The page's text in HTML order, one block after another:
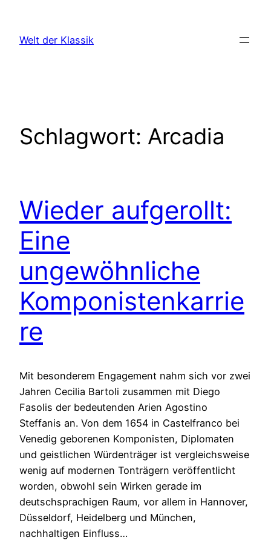
springen
Welt der Klassik
Schlagwort: Arcadia
Wieder aufgerollt:
Eine
ungewöhnliche
Komponistenkarrie
re
Mit besonderem Engagement nahm sich vor zwei
Jahren Cecilia Bartoli zusammen mit Diego
Fasolis der bedeutenden Arien Agostino
Steffanis an. Von dem 1654 in Castelfranco bei
Venedig geborenen Komponisten, Diplomaten
und geistlichen Würdenträger ist vergleichsweise
wenig auf modernen Tonträgern veröffentlicht
worden, obwohl sein Wirken gerade im
deutschsprachigen Raum, vor allem in Hannover,
Düsseldorf, Heidelberg und München,
nachhaltigen Einfluss…